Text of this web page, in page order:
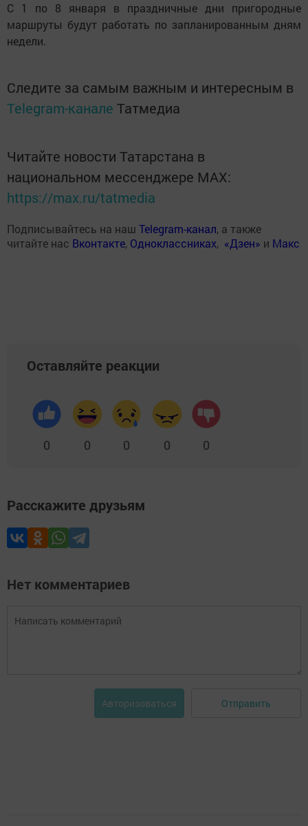
С 1 по 8 января в праздничные дни пригородные
маршруты будут работать по запланированным дням
недели.
Следите за самым важным и интересным в
Telegram-канале Татмедиа
Читайте новости Татарстана в
национальном мессенджере MАХ:
https://max.ru/tatmedia
Подписывайтесь на наш Telegram-канал, а также
читайте нас Вконтакте, Одноклассниках, «Дзен» и Макс
Оставляйте реакции
0 0 0 0 0
Расскажите друзьям
Нет комментариев
Авторизоваться Отправить